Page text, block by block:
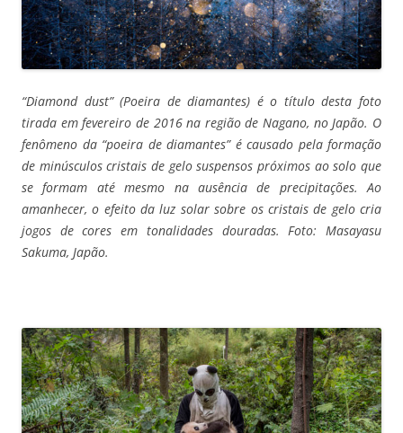
“Diamond dust” (Poeira de diamantes) é o título desta foto
tirada em fevereiro de 2016 na região de Nagano, no Japão. O
fenômeno da “poeira de diamantes” é causado pela formação
de minúsculos cristais de gelo suspensos próximos ao solo que
se formam até mesmo na ausência de precipitações. Ao
amanhecer, o efeito da luz solar sobre os cristais de gelo cria
jogos de cores em tonalidades douradas. Foto: Masayasu
Sakuma, Japão.